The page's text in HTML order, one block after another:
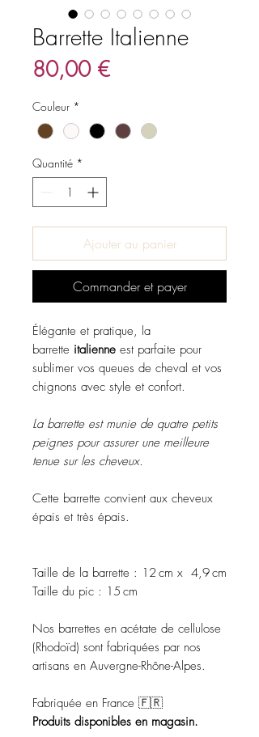
Barrette Italienne
80,00 €Prix
Couleur *
Quantité *
Ajouter au panier
Commander et payer
Élégante et pratique, la
barrette italienne est parfaite pour
sublimer vos queues de cheval et vos
chignons avec style et confort.
La barrette est munie de quatre petits
peignes pour assurer une meilleure
tenue sur les cheveux.
Cette barrette convient aux cheveux
épais et très épais.
Taille de la barrette : 12 cm x 4,9 cm
Taille du pic : 15 cm
Nos barrettes en acétate de cellulose
(Rhodoïd) sont fabriquées par nos
artisans en Auvergne-Rhône-Alpes.
Fabriquée en France 🇫🇷
Produits disponibles en magasin.